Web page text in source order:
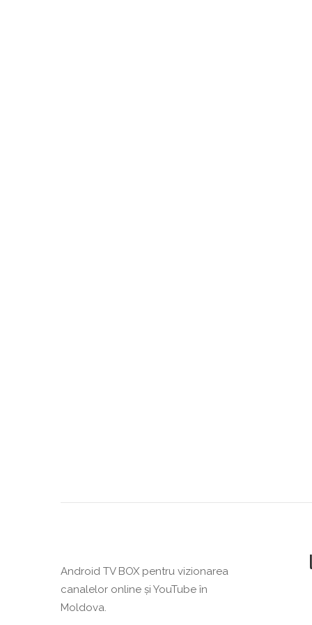
Android TV BOX pentru vizionarea
canalelor online și YouTube în
Moldova.